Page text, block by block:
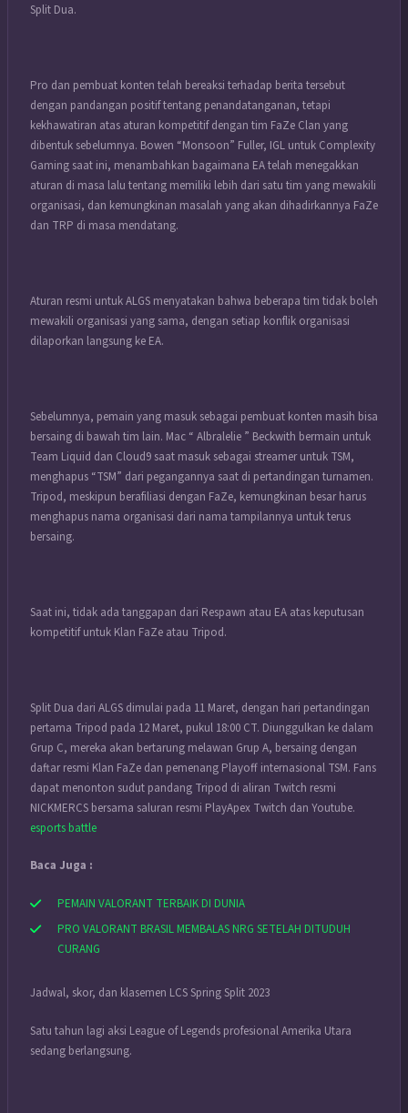
Split Dua.
Pro dan pembuat konten telah bereaksi terhadap berita tersebut
dengan pandangan positif tentang penandatanganan, tetapi
kekhawatiran atas aturan kompetitif dengan tim FaZe Clan yang
dibentuk sebelumnya. Bowen “Monsoon” Fuller, IGL untuk Complexity
Gaming saat ini, menambahkan bagaimana EA telah menegakkan
aturan di masa lalu tentang memiliki lebih dari satu tim yang mewakili
organisasi, dan kemungkinan masalah yang akan dihadirkannya FaZe
dan TRP di masa mendatang.
Aturan resmi untuk ALGS menyatakan bahwa beberapa tim tidak boleh
mewakili organisasi yang sama, dengan setiap konflik organisasi
dilaporkan langsung ke EA.
Sebelumnya, pemain yang masuk sebagai pembuat konten masih bisa
bersaing di bawah tim lain. Mac “ Albralelie ” Beckwith bermain untuk
Team Liquid dan Cloud9 saat masuk sebagai streamer untuk TSM,
menghapus “TSM” dari pegangannya saat di pertandingan turnamen.
Tripod, meskipun berafiliasi dengan FaZe, kemungkinan besar harus
menghapus nama organisasi dari nama tampilannya untuk terus
bersaing.
Saat ini, tidak ada tanggapan dari Respawn atau EA atas keputusan
kompetitif untuk Klan FaZe atau Tripod.
Split Dua dari ALGS dimulai pada 11 Maret, dengan hari pertandingan
pertama Tripod pada 12 Maret, pukul 18:00 CT. Diunggulkan ke dalam
Grup C, mereka akan bertarung melawan Grup A, bersaing dengan
daftar resmi Klan FaZe dan pemenang Playoff internasional TSM. Fans
dapat menonton sudut pandang Tripod di aliran Twitch resmi
NICKMERCS bersama saluran resmi PlayApex Twitch dan Youtube.
esports battle
Baca Juga :
PEMAIN VALORANT TERBAIK DI DUNIA
PRO VALORANT BRASIL MEMBALAS NRG SETELAH DITUDUH
CURANG
Jadwal, skor, dan klasemen LCS Spring Split 2023
Satu tahun lagi aksi League of Legends profesional Amerika Utara
sedang berlangsung.